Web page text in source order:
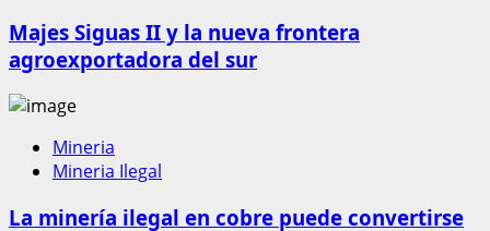
Majes Siguas II y la nueva frontera
agroexportadora del sur
Mineria
Mineria Ilegal
La minería ilegal en cobre puede convertirse